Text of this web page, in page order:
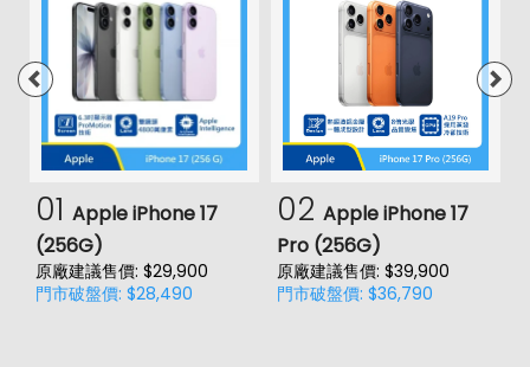
01 Apple iPhone 17
(256G)
原廠建議售價: $29,900
門市破盤價: $28,490
02 Apple iPhone 17
Pro (256G)
原廠建議售價: $39,900
門市破盤價: $36,790